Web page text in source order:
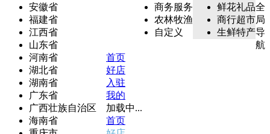
安徽省
福建省
江西省
山东省
河南省
湖北省
湖南省
广东省
广西壮族自治区
海南省
商务服务
农林牧渔
自定义
鲜花礼品
商行超市
生鲜特产
全
局
导
航
首页
好店
入驻
我的
加载中...
首页